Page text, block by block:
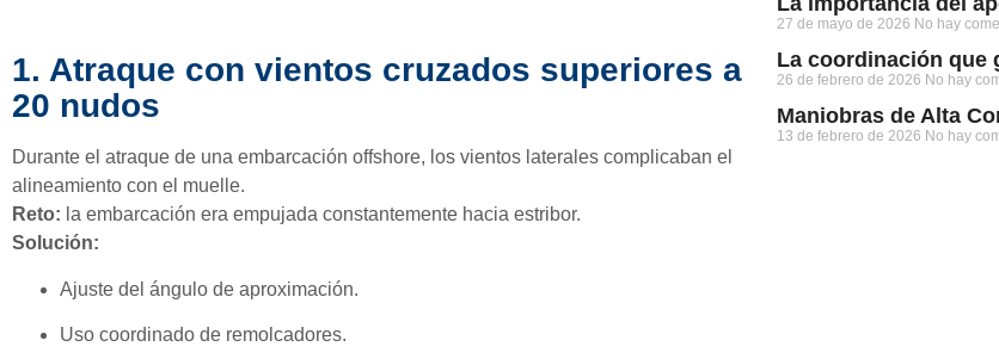
1. Atraque con vientos cruzados superiores a
20 nudos
Durante el atraque de una embarcación offshore, los vientos laterales complicaban el
alineamiento con el muelle.
Reto: la embarcación era empujada constantemente hacia estribor.
Solución:
Ajuste del ángulo de aproximación.
Uso coordinado de remolcadores.
27 de mayo de 2026 No hay
La coordinación que
26 de febrero de 2026 No hay
Maniobras de Alta
13 de febrero de 2026 No hay